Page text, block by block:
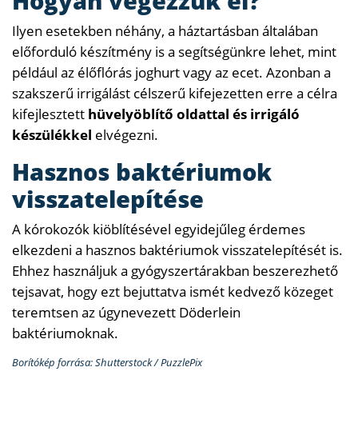
Ilyen esetekben néhány, a háztartásban általában
előforduló készítmény is a segítségünkre lehet, mint
például az élőflórás joghurt vagy az ecet. Azonban a
szakszerű irrigálást célszerű kifejezetten erre a célra
kifejlesztett hüvelyöblítő oldattal és irrigáló
készülékkel elvégezni.
Hasznos baktériumok
visszatelepítése
A kórokozók kiöblítésével egyidejűleg érdemes
elkezdeni a hasznos baktériumok visszatelepítését is.
Ehhez használjuk a gyógyszertárakban beszerezhető
tejsavat, hogy ezt bejuttatva ismét kedvező közeget
teremtsen az úgynevezett Döderlein
baktériumoknak.
Borítókép forrása: Shutterstock / PuzzlePix